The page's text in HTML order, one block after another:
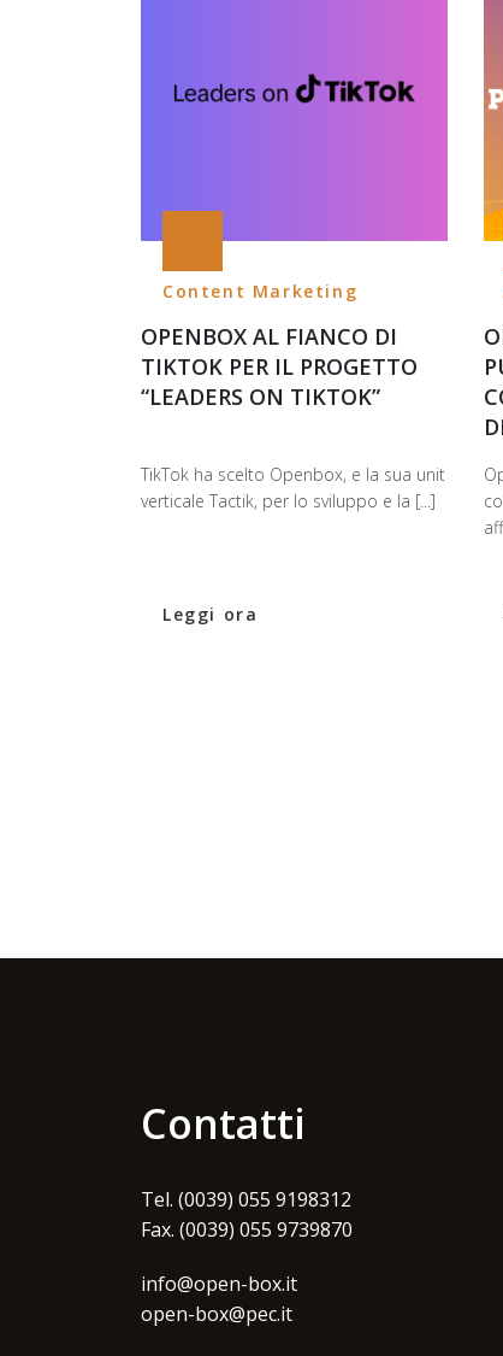
Content Marketing
OPENBOX AL FIANCO DI
TIKTOK PER IL PROGETTO
“LEADERS ON TIKTOK”
TikTok ha scelto Openbox, e la sua unit
verticale Tactik, per lo sviluppo e la [...]
Leggi ora
Contatti
Tel. (0039) 055 9198312
Fax. (0039) 055 9739870
info@open-box.it
open-box@pec.it